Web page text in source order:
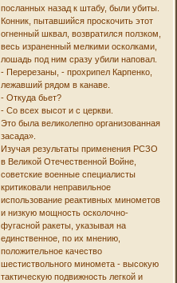
посланных назад к штабу, были убиты.
Конник, пытавшийся проскочить этот
огненный шквал, возвратился ползком,
весь израненный мелкими осколками,
лошадь под ним сразу убили наповал.
- Перерезаны, - прохрипел Карпенко,
лежавший рядом в канаве.
- Откуда бьет?
- Со всех высот и с церкви.
Это была великолепно организованная
засада».
Изучая результаты применения РСЗО
в Великой Отечественной Войне,
советские военные специалисты
критиковали неправильное
использование реактивных минометов
и низкую мощность осколочно-
фугасной ракеты, указывая на
единственное, по их мнению,
положительное качество
шестиствольного миномета - высокую
тактическую подвижность легкой и